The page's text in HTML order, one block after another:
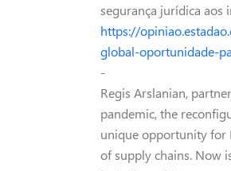
segurança jurídica aos
https://
global-oportunidade-
-
Regis Arslanian,
pandemic, the
unique opportunity for
of supply chains. Now